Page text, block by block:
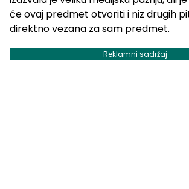
će ovaj predmet otvoriti i niz drugih
direktno vezana za sam predmet.
Reklamni sadržaj